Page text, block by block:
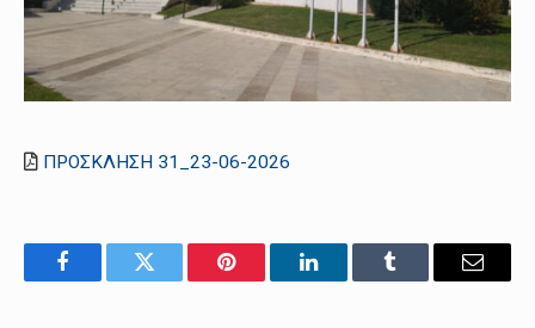
ΠΡΟΣΚΛΗΣΗ 31_23-06-2026
FacebookTwitter Pinterest LinkedInTumblr Email